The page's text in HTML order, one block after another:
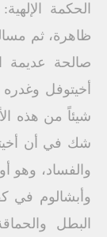
الحكمة
ظاهرة، ثم
صالحة عديمة
أخيتوفل
شيئاً من هذه
شك في أن
والفساد، وهو
وأبشالوم في
البطل